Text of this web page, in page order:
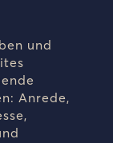
und
Anrede,